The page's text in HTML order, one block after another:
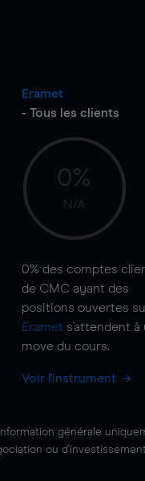
Eramet
- Tous les clients
0%
N/A
0% des comptes
de CMC ayant des
positions ouvertes
Eramet s'attendent à
move du cours.
Voir l'instrument
générale
ou